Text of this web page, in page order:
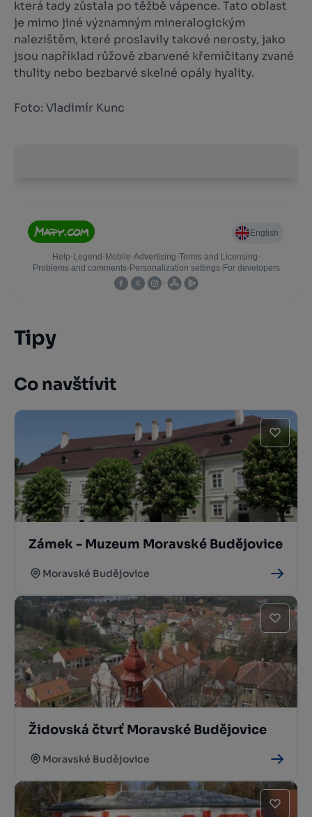
která tady zůstala po těžbě vápence. Tato oblast
je mimo jiné významným mineralogickým
nalezištěm, které proslavily takové nerosty, jako
jsou například růžově zbarvené křemičitany zvané
thulity nebo bezbarvé skelné opály hyality.
Foto: Vladimír Kunc
Tipy
Co navštívit
Zámek - Muzeum Moravské Budějovice
Moravské Budějovice
Židovská čtvrť Moravské Budějovice
Moravské Budějovice